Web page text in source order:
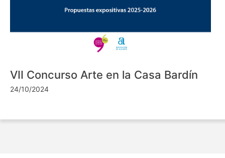
VII Concurso Arte en la Casa Bardín
24/10/2024